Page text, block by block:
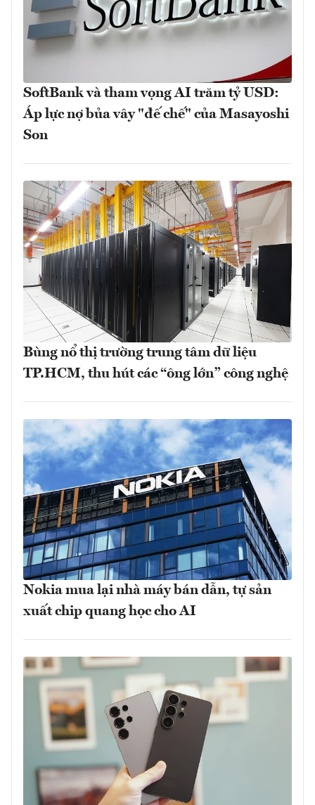
SoftBank và tham vọng AI trăm tỷ USD:
Áp lực nợ bủa vây "đế chế" của Masayoshi
Son
Bùng nổ thị trường trung tâm dữ liệu
TP.HCM, thu hút các “ông lớn” công nghệ
Nokia mua lại nhà máy bán dẫn, tự sản
xuất chip quang học cho AI